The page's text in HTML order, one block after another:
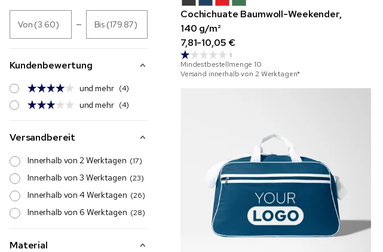
Von (3.60) Bis (179.87)
Kundenbewertung
und mehr (4)
und mehr (4)
Versandbereit
Innerhalb von 2 Werktagen (17)
Innerhalb von 3 Werktagen (23)
Innerhalb von 4 Werktagen (26)
Innerhalb von 6 Werktagen (28)
Material
Cochichuate Baumwoll-Weekender,
140 g/m²
7,81-10,05 €
1
Mindestbestellmenge 10
Versand innerhalb von 2 Werktagen*